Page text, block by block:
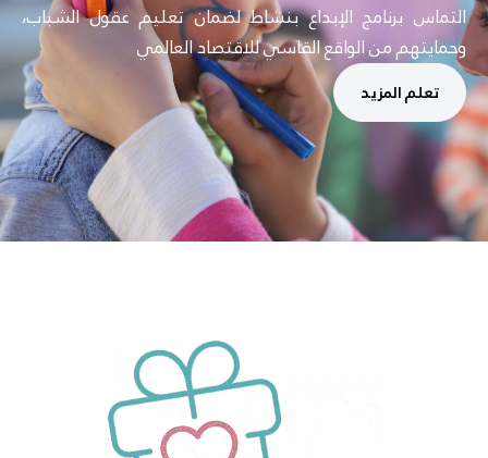
التماس برنامج الإبداع بنشاط لضمان تعليم عقول الشباب،
وحمايتهم من الواقع القاسي للاقتصاد العالمي
تعلم المزيد